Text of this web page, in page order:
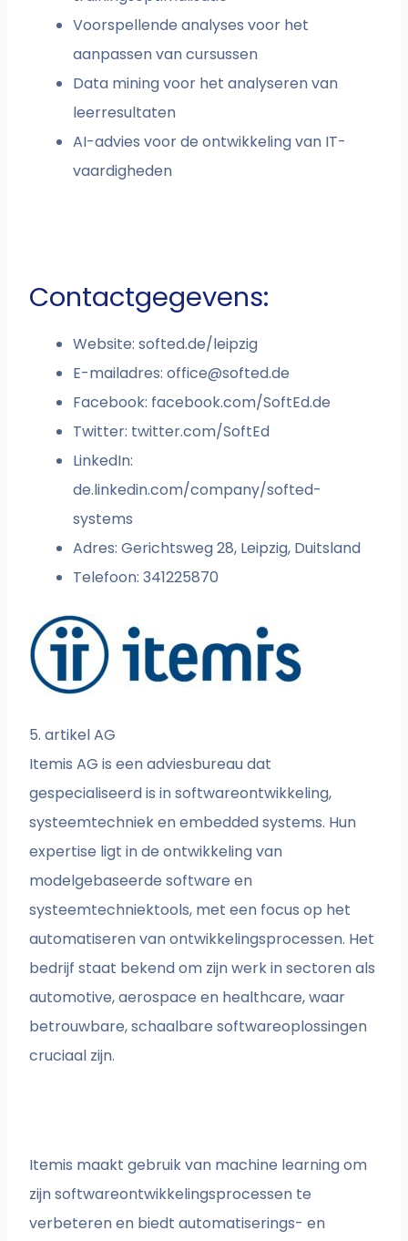
Voorspellende analyses voor het
aanpassen van cursussen
Data mining voor het analyseren van
leerresultaten
AI-advies voor de ontwikkeling van IT-
vaardigheden
Contactgegevens:
Website: softed.de/leipzig
E-mailadres:office@softed.de
Facebook: facebook.com/SoftEd.de
Twitter: twitter.com/SoftEd
LinkedIn:
de.linkedin.com/company/softed-
systems
Adres: Gerichtsweg 28, Leipzig, Duitsland
Telefoon: 341225870
5. artikel AG
Itemis AG is een adviesbureau dat
gespecialiseerd is in softwareontwikkeling,
systeemtechniek en embedded systems. Hun
expertise ligt in de ontwikkeling van
modelgebaseerde software en
systeemtechniektools, met een focus op het
automatiseren van ontwikkelingsprocessen. Het
bedrijf staat bekend om zijn werk in sectoren als
automotive, aerospace en healthcare, waar
betrouwbare, schaalbare softwareoplossingen
cruciaal zijn.
Itemis maakt gebruik van machine learning om
zijn softwareontwikkelingsprocessen te
verbeteren en biedt automatiserings- en